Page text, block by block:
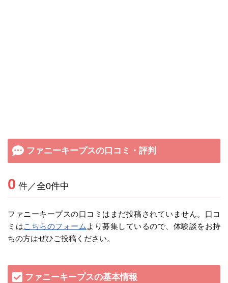
ファニーキープスの口コミ・評判
0 件／全0件中
ファニーキープスの口コミはまだ投稿されていません。口コ
ミはこちらのフォームより募集しているので、体験談をお持
ちの方はぜひご投稿ください。
ファニーキープスの基本情報